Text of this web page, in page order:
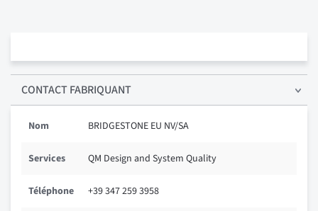
CONTACT FABRIQUANT
Nom BRIDGESTONE EU NV/SA
Services QM Design and System Quality
Téléphone +39 347 259 3958